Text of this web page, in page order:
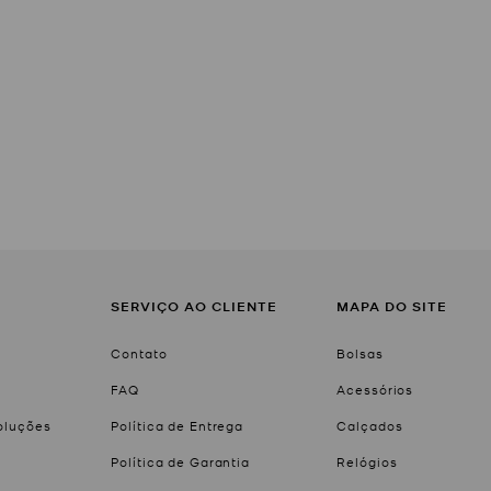
SERVIÇO AO CLIENTE
Contato
FAQ
Política de Entrega
Política de Garantia
MAPA DO SITE
Bolsas
Acessórios
Calçados
Relógios